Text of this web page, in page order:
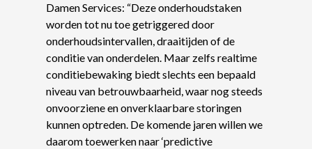
Damen Services: “Deze onderhoudstaken
worden tot nu toe getriggered door
onderhoudsintervallen, draaitijden of de
conditie van onderdelen. Maar zelfs realtime
conditiebewaking biedt slechts een bepaald
niveau van betrouwbaarheid, waar nog steeds
onvoorziene en onverklaarbare storingen
kunnen optreden. De komende jaren willen we
daarom toewerken naar ‘predictive